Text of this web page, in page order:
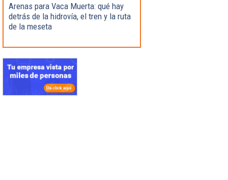
Arenas para Vaca Muerta: qué hay
detrás de la hidrovía, el tren y la ruta
de la meseta